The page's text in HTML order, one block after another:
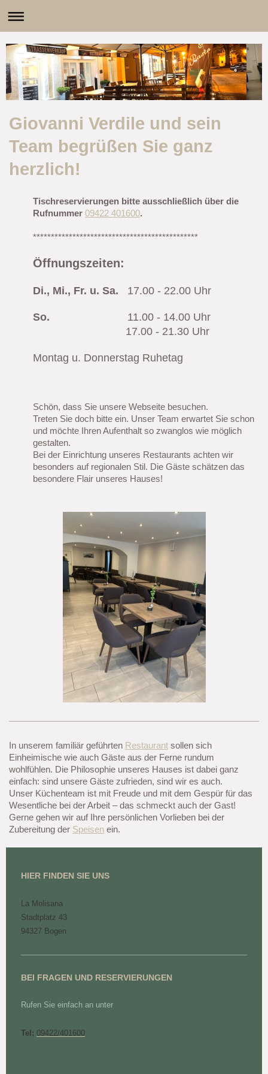
Giovanni Verdile und sein
Team begrüßen Sie ganz
herzlich!
Tischreservierungen bitte ausschließlich über die
Rufnummer 09422 401600.
**********************************************
Öffnungszeiten:
Di., Mi., Fr. u. Sa. 17.00 - 22.00 Uhr
So. 11.00 - 14.00 Uhr
17.00 - 21.30 Uhr
Montag u. Donnerstag Ruhetag
Schön, dass Sie unsere Webseite besuchen.
Treten Sie doch bitte ein. Unser Team erwartet Sie schon
und möchte Ihren Aufenthalt so zwanglos wie möglich
gestalten.
Bei der Einrichtung unseres Restaurants achten wir
besonders auf regionalen Stil. Die Gäste schätzen das
besondere Flair unseres Hauses!
In unserem familiär geführten Restaurant sollen sich
Einheimische wie auch Gäste aus der Ferne rundum
wohlfühlen. Die Philosophie unseres Hauses ist dabei ganz
einfach: sind unsere Gäste zufrieden, sind wir es auch.
Unser Küchenteam ist mit Freude und mit dem Gespür für das
Wesentliche bei der Arbeit – das schmeckt auch der Gast!
Gerne gehen wir auf Ihre persönlichen Vorlieben bei der
Zubereitung der Speisen ein.
HIER FINDEN SIE UNS
La Molisana
Stadtplatz 43
94327 Bogen
BEI FRAGEN UND RESERVIERUNGEN
Rufen Sie einfach an unter
Tel: 09422/401600